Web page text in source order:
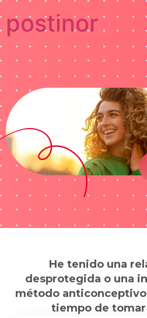
postinor
He tenido una
desprotegida o una
método anticonceptivo
tiempo de